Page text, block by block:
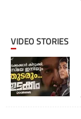
VIDEO STORIES